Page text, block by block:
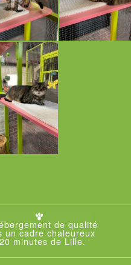
de qualité
un cadre chaleureux
minutes de Lille.